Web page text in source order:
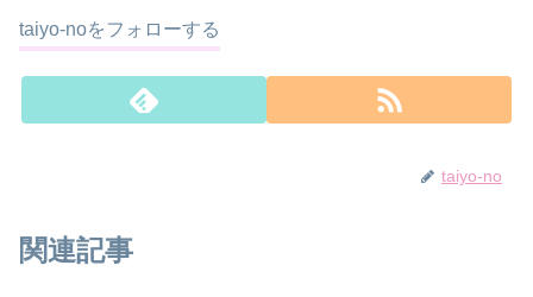
taiyo-noをフォローする
taiyo-no
関連記事